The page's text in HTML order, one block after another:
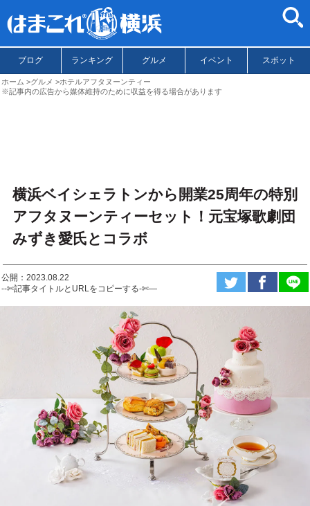
ブログ ランキング グルメ イベント スポット
ホーム グルメ
ホテルアフタヌーンティー
※記事内の広告から媒体維持のために収益を得る場合があります
横浜ベイシェラトンから開業25周年の特別
アフタヌーンティーセット！元宝塚歌劇団
みずき愛氏とコラボ
公開：2023.08.22
--✄記事タイトルとURLをコピーする-✄—